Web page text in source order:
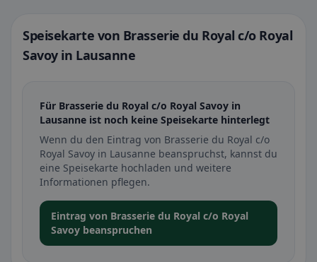
Speisekarte von Brasserie du Royal c/o Royal
Savoy in Lausanne
Für Brasserie du Royal c/o Royal Savoy in
Lausanne ist noch keine Speisekarte hinterlegt
Wenn du den Eintrag von Brasserie du Royal c/o
Royal Savoy in Lausanne beanspruchst, kannst du
eine Speisekarte hochladen und weitere
Informationen pflegen.
Eintrag von Brasserie du Royal c/o Royal
Savoy beanspruchen